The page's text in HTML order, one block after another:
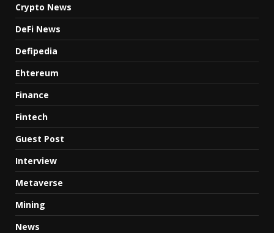
Crypto News
DeFi News
Defipedia
Ehtereum
Finance
Fintech
Guest Post
Interview
Metaverse
Mining
News